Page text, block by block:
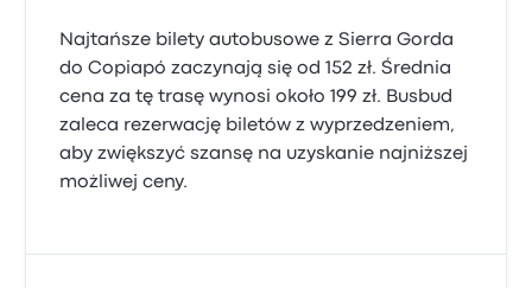
Najtańsze bilety autobusowe z Sierra Gorda
do Copiapó zaczynają się od 152 zł. Średnia
cena za tę trasę wynosi około 199 zł. Busbud
zaleca rezerwację biletów z wyprzedzeniem,
aby zwiększyć szansę na uzyskanie najniższej
możliwej ceny.